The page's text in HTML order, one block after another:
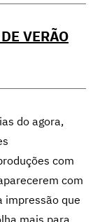
VERÃO
do agora,
com
com
impressão que
mais para